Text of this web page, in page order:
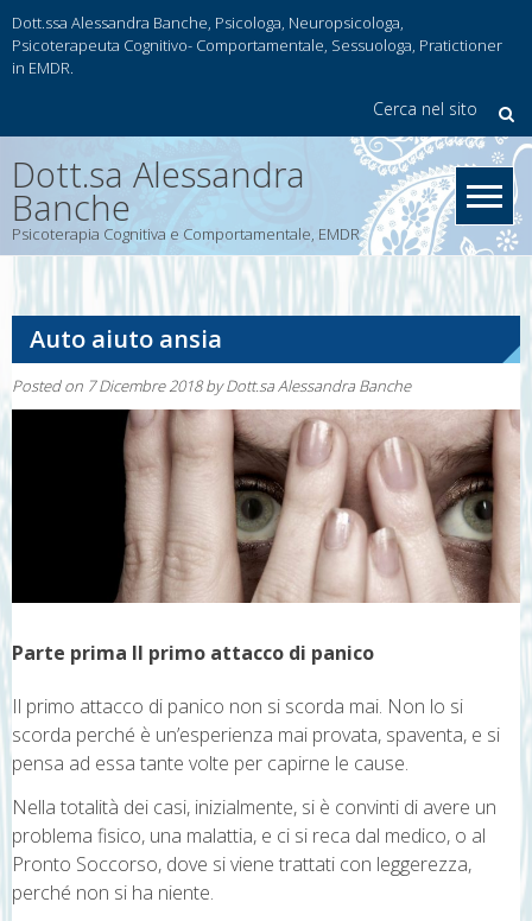
Skip
to
content
Dott.ssa Alessandra Banche, Psicologa, Neuropsicologa,
Psicoterapeuta Cognitivo- Comportamentale, Sessuologa, Pratictioner
in EMDR.
Cerca nel sito
Dott.sa Alessandra
Banche
Psicoterapia Cognitiva e Comportamentale, EMDR
Auto aiuto ansia
Posted on 7 Dicembre 2018byDott.sa Alessandra Banche
Parte prima Il primo attacco di panico
Il primo attacco di panico non si scorda mai. Non lo si
scorda perché è un’esperienza mai provata, spaventa, e si
pensa ad essa tante volte per capirne le cause.
Nella totalità dei casi, inizialmente, si è convinti di avere un
problema fisico, una malattia, e ci si reca dal medico, o al
Pronto Soccorso, dove si viene trattati con leggerezza,
perché non si ha niente.